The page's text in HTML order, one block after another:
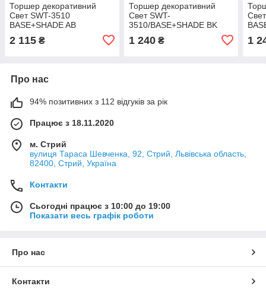
Торшер декоративний
Свет SWT-3510
BASE+SHADE AB
2 115 ₴
Торшер декоративний
Свет SWT-
3510/BASE+SHADE BK
1 240₴ 1
Про нас
94% позитивних з 112 відгуків за рік
Працює з 18.11.2020
м. Стрий
вулиця Тараса Шевченка, 92, Стрий, Львівська область,
82400, Стрий, Україна
Контакти
Сьогодні працює з 10:00 до 19:00
Показати весь графік роботи
Про нас
Контакти